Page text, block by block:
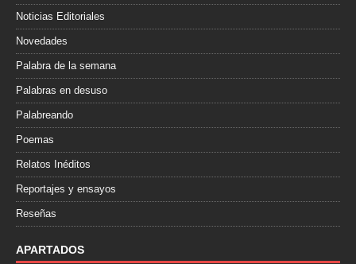
Noticias Editoriales
Novedades
Palabra de la semana
Palabras en desuso
Palabreando
Poemas
Relatos Inéditos
Reportajes y ensayos
Reseñas
APARTADOS